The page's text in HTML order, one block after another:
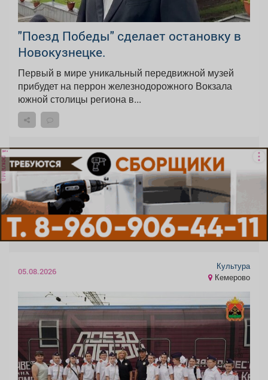
"Поезд Победы" сделает остановку в
Новокузнецке.
Первый в мире уникальный передвижной музей
прибудет на перрон железнодорожного Вокзала
южной столицы региона в...
реклама
05.08.2026
Культура
Кемерово